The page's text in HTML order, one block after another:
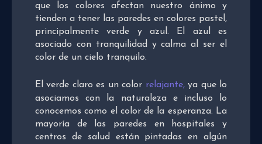
que los colores afectan nuestro ánimo y
tienden a tener las paredes en colores pastel,
principalmente verde y azul. El azul es
asociado con tranquilidad y calma al ser el
color de un cielo tranquilo.
El verde claro es un color relajante,ya que lo
asociamos con la naturaleza e incluso lo
conocemos como el color de la esperanza. La
mayoría de las paredes en hospitales y
centros de salud están pintadas en algún